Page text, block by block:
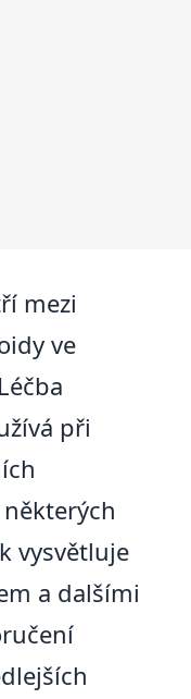
mezi
ve
při
vysvětluje
a dalšími